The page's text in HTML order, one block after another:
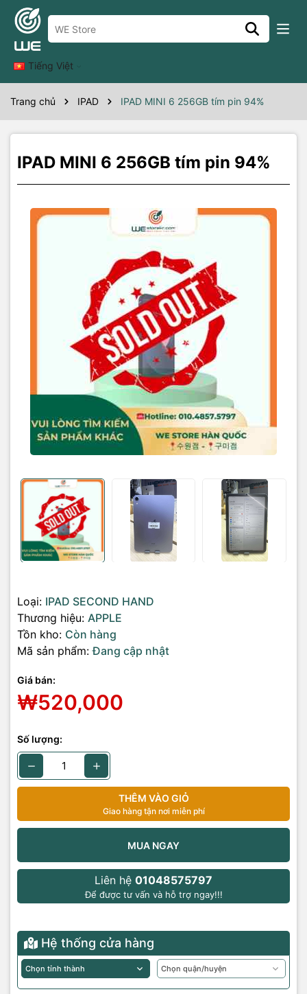
Tiếng Việt
Trang chủ IPAD IPAD MINI 6 256GB tím pin 94%
IPAD MINI 6 256GB tím pin 94%
Loại: IPAD SECOND HAND
Thương hiệu: APPLE
Tồn kho: Còn hàng
Mã sản phẩm: Đang cập nhật
Giá bán:
₩520,000
Số lượng:
THÊM VÀO GIỎ
Giao hàng tận nơi miễn phí
MUA NGAY
Liên hệ 01048575797
Để được tư vấn và hỗ trợ ngay!!!
Hệ thống cửa hàng
Thông số kỹ thuật
Tình trạng máy đẹp không xước
-màu tím.